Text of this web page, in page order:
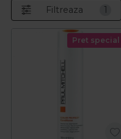
Filtreaza 1
Pret special